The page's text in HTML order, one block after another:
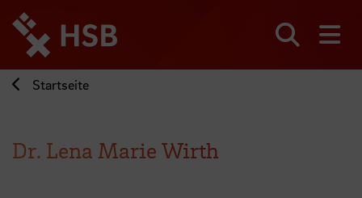
zum
Seiteninhalt
springen
Startseite
Dr. Lena Marie Wirth